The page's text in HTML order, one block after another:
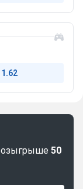
1.62
50